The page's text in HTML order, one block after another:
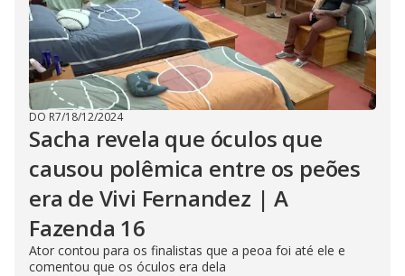
DO R7/18/12/2024
Sacha revela que óculos que
causou polêmica entre os peões
era de Vivi Fernandez | A
Fazenda 16
Ator contou para os finalistas que a peoa foi até ele e
comentou que os óculos era dela